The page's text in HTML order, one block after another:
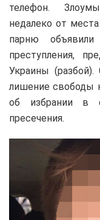
телефон.
недалеко от
парню
преступления,
Украины (разбой).
лишение свободы
об избрании в
пресечения.